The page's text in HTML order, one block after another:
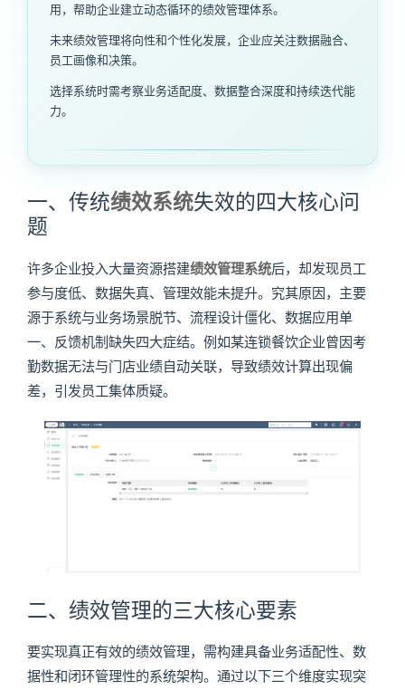
用，帮助企业建立动态循环的绩效管理体系。
未来绩效管理将向性和个性化发展，企业应关注数据融合、
员工画像和决策。
选择系统时需考察业务适配度、数据整合深度和持续迭代能
力。
一、传统绩效系统失效的四大核心问
题
许多企业投入大量资源搭建绩效管理系统后，却发现员工
参与度低、数据失真、管理效能未提升。究其原因，主要
源于系统与业务场景脱节、流程设计僵化、数据应用单
一、反馈机制缺失四大症结。例如某连锁餐饮企业曾因考
勤数据无法与门店业绩自动关联，导致绩效计算出现偏
差，引发员工集体质疑。
二、绩效管理的三大核心要素
要实现真正有效的绩效管理，需构建具备业务适配性、数
据性和闭环管理性的系统架构。通过以下三个维度实现突